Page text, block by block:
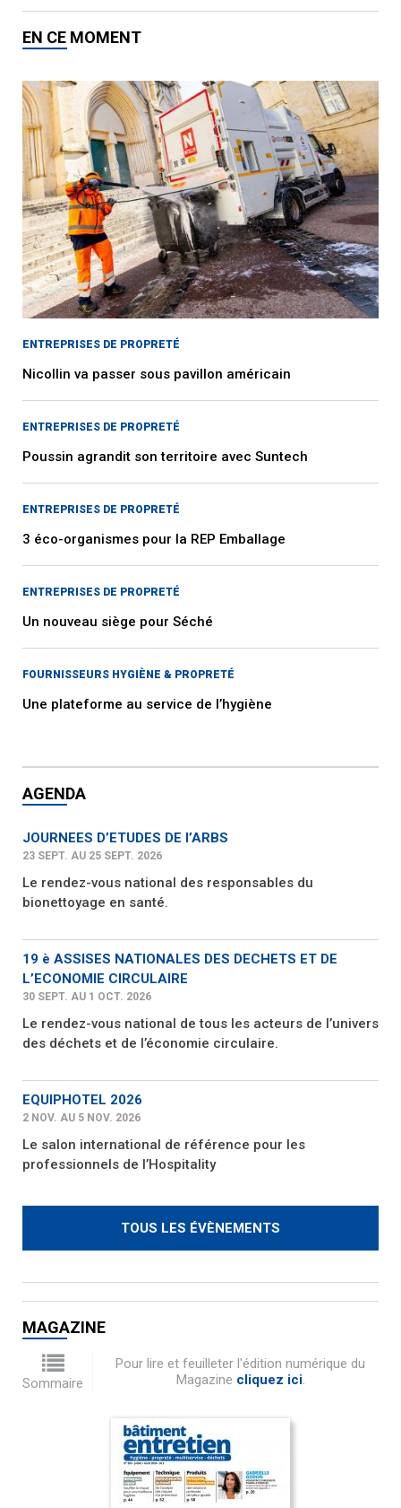
EN CE MOMENT
ENTREPRISES DE PROPRETÉ
Nicollin va passer sous pavillon américain
ENTREPRISES DE PROPRETÉ
Poussin agrandit son territoire avec Suntech
ENTREPRISES DE PROPRETÉ
3 éco-organismes pour la REP Emballage
ENTREPRISES DE PROPRETÉ
Un nouveau siège pour Séché
FOURNISSEURS HYGIÈNE & PROPRETÉ
Une plateforme au service de l’hygiène
AGENDA
JOURNEES D’ETUDES DE l’ARBS
23 SEPT. AU 25 SEPT. 2026
Le rendez-vous national des responsables du
bionettoyage en santé.
19 è ASSISES NATIONALES DES DECHETS ET DE
L’ECONOMIE CIRCULAIRE
30 SEPT. AU 1 OCT. 2026
Le rendez-vous national de tous les acteurs de l’univers
des déchets et de l’économie circulaire.
EQUIPHOTEL 2026
2 NOV. AU 5 NOV. 2026
Le salon international de référence pour les
professionnels de l’Hospitality
TOUS LES ÉVÈNEMENTS
MAGAZINE
Sommaire
Pour lire et feuilleter l'édition numérique du
Magazine cliquez ici.